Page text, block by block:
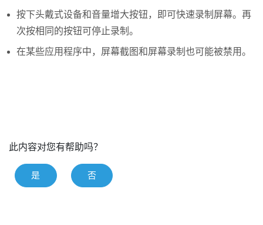
按下头戴式设备和音量增大按钮，即可快速录制屏幕。再
次按相同的按钮可停止录制。
在某些应用程序中，屏幕截图和屏幕录制也可能被禁用。
此内容对您有帮助吗？
是 否